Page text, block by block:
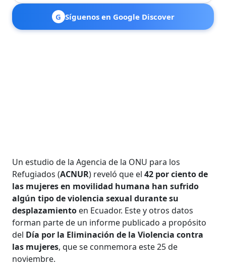
G Síguenos en Google Discover
Un estudio de la Agencia de la ONU para los
Refugiados (ACNUR) reveló que el42 por ciento de
las mujeres en movilidad humana han sufrido
algún tipo de violencia sexual durante su
desplazamiento en Ecuador. Este y otros datos
forman parte de un informe publicado a propósito
del Día por la Eliminación de la Violencia contra
las mujeres, que se conmemora este 25 de
noviembre.